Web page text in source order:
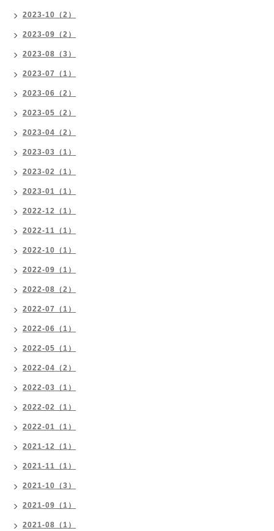
2023-10（2）
2023-09（2）
2023-08（3）
2023-07（1）
2023-06（2）
2023-05（2）
2023-04（2）
2023-03（1）
2023-02（1）
2023-01（1）
2022-12（1）
2022-11（1）
2022-10（1）
2022-09（1）
2022-08（2）
2022-07（1）
2022-06（1）
2022-05（1）
2022-04（2）
2022-03（1）
2022-02（1）
2022-01（1）
2021-12（1）
2021-11（1）
2021-10（3）
2021-09（1）
2021-08（1）